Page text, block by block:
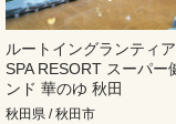
ルートイングランティ
SPA RESORT スーパー
ンド 華のゆ 秋田
秋田県 / 秋田市